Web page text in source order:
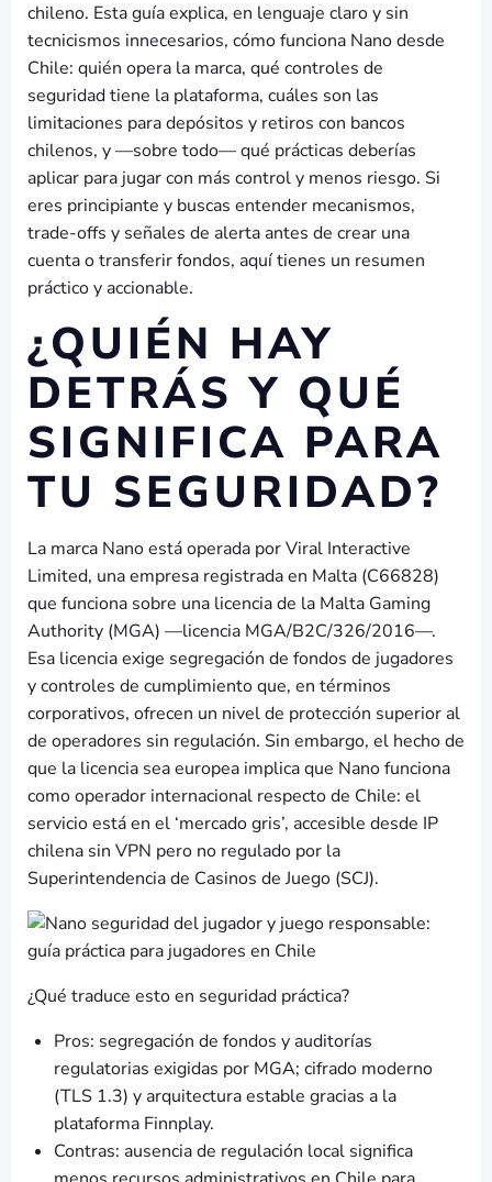
chileno. Esta guía explica, en lenguaje claro y sin
tecnicismos innecesarios, cómo funciona Nano desde
Chile: quién opera la marca, qué controles de
seguridad tiene la plataforma, cuáles son las
limitaciones para depósitos y retiros con bancos
chilenos, y —sobre todo— qué prácticas deberías
aplicar para jugar con más control y menos riesgo. Si
eres principiante y buscas entender mecanismos,
trade-offs y señales de alerta antes de crear una
cuenta o transferir fondos, aquí tienes un resumen
práctico y accionable.
¿QUIÉN HAY
DETRÁS Y QUÉ
SIGNIFICA PARA
TU SEGURIDAD?
La marca Nano está operada por Viral Interactive
Limited, una empresa registrada en Malta (C66828)
que funciona sobre una licencia de la Malta Gaming
Authority (MGA) —licencia MGA/B2C/326/2016—.
Esa licencia exige segregación de fondos de jugadores
y controles de cumplimiento que, en términos
corporativos, ofrecen un nivel de protección superior al
de operadores sin regulación. Sin embargo, el hecho de
que la licencia sea europea implica que Nano funciona
como operador internacional respecto de Chile: el
servicio está en el ‘mercado gris’, accesible desde IP
chilena sin VPN pero no regulado por la
Superintendencia de Casinos de Juego (SCJ).
¿Qué traduce esto en seguridad práctica?
Pros: segregación de fondos y auditorías
regulatorias exigidas por MGA; cifrado moderno
(TLS 1.3) y arquitectura estable gracias a la
plataforma Finnplay.
Contras: ausencia de regulación local significa